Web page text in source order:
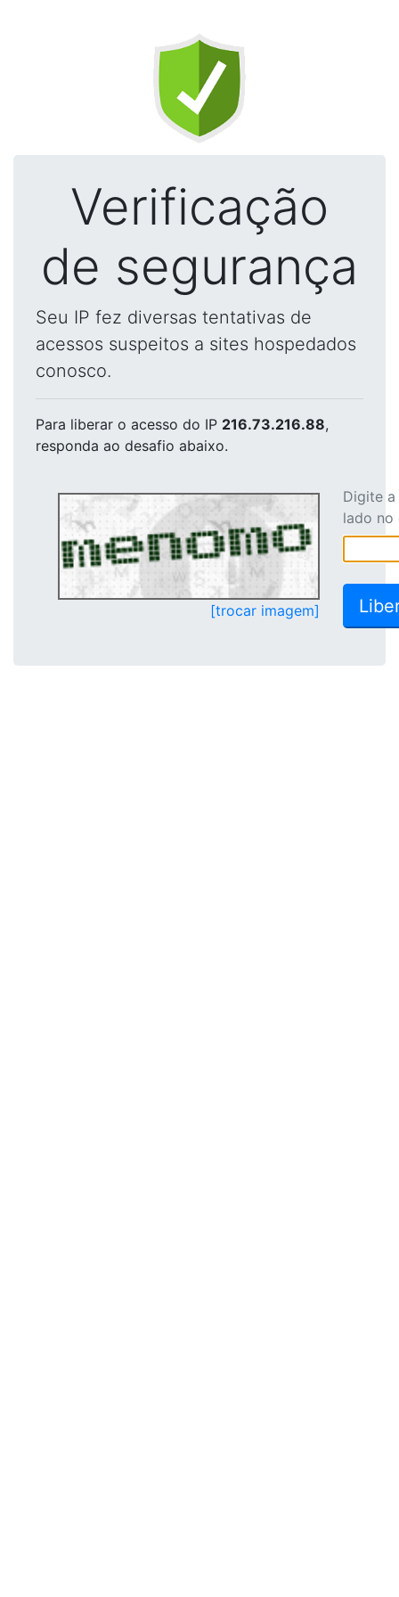
Verificação
de segurança
Seu IP fez diversas tentativas de
acessos suspeitos a sites hospedados
conosco.
Para liberar o acesso do IP 216.73.216.88,
responda ao desafio abaixo.
[trocar imagem]
Digite
lado no